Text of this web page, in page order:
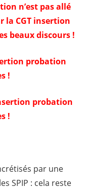
n’est pas allé
la CGT insertion
beaux discours !
probation
!
probation
!
par une
SPIP : cela reste